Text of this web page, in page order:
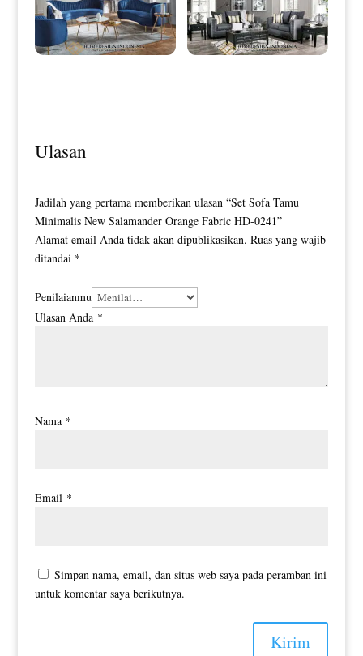
Ulasan
Jadilah yang pertama memberikan ulasan “Set Sofa Tamu
Minimalis New Salamander Orange Fabric HD-0241”
Alamat email Anda tidak akan dipublikasikan. Ruas yang wajib
ditandai *
Penilaianmu
Ulasan Anda *
Nama *
Email *
Simpan nama, email, dan situs web saya pada peramban ini
untuk komentar saya berikutnya.
Kirim